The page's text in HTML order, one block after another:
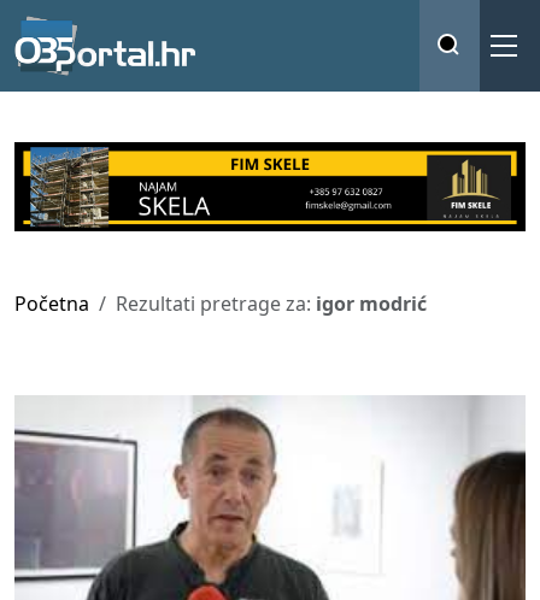
Početna Rezultati pretrage za: igor modrić